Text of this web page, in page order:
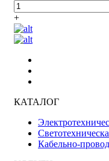
+
КАТАЛОГ
Кабельно-